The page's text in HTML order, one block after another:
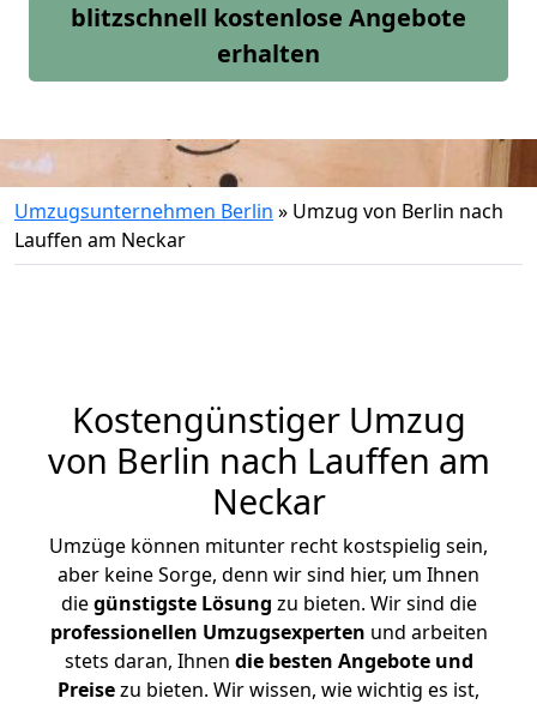
blitzschnell kostenlose Angebote
erhalten
Umzugsunternehmen Berlin » Umzug von Berlin nach
Lauffen am Neckar
Kostengünstiger Umzug
von Berlin nach Lauffen am
Neckar
Umzüge können mitunter recht kostspielig sein,
aber keine Sorge, denn wir sind hier, um Ihnen
diegünstigste Lösung zu bieten. Wir sind die
professionellen Umzugsexperten und arbeiten
stets daran, Ihnen die besten Angebote und
Preisezu bieten. Wir wissen, wie wichtig es ist,